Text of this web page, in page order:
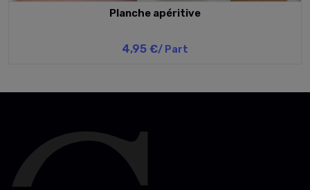
Planche apéritive
4,95 €/ Part